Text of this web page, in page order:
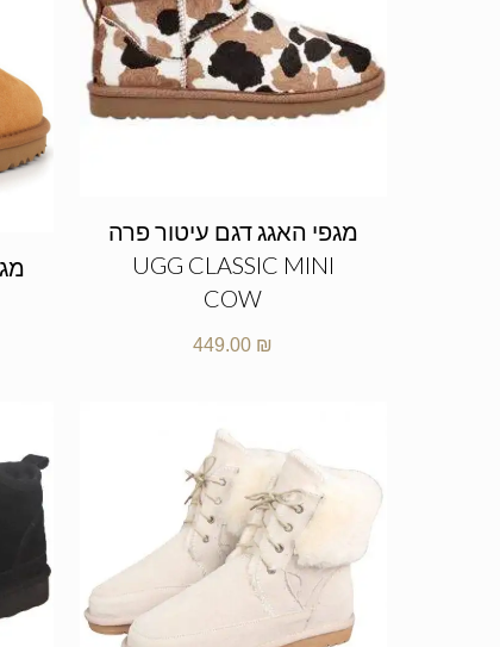
מגפי האגג דגם עיטור פרה
UGG CLASSIC MINI
COW
449.00 ₪